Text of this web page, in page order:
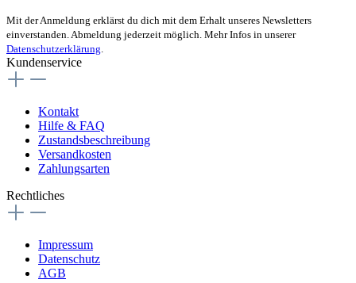
Mit der Anmeldung erklärst du dich mit dem Erhalt unseres Newsletters
einverstanden. Abmeldung jederzeit möglich. Mehr Infos in unserer
Datenschutzerklärung
Kundenservice
Kontakt
Hilfe & FAQ
Zustandsbeschreibung
Versandkosten
Zahlungsarten
Rechtliches
Impressum
Datenschutz
AGB